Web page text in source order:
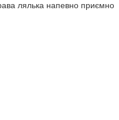
лялька напевно приємно